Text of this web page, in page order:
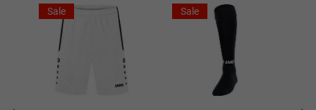
Sale Sale